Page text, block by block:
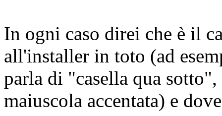
In ogni caso direi che è il
all'installer in toto (ad
parla di "casella qua
maiuscola accentata) e